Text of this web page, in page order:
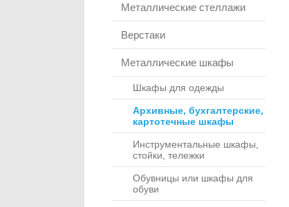
Металлические стеллажи
Верстаки
Металлические шкафы
Шкафы для одежды
Архивные, бухгалтерские,
картотечные шкафы
Инструментальные шкафы,
стойки, тележки
Обувницы или шкафы для
обуви